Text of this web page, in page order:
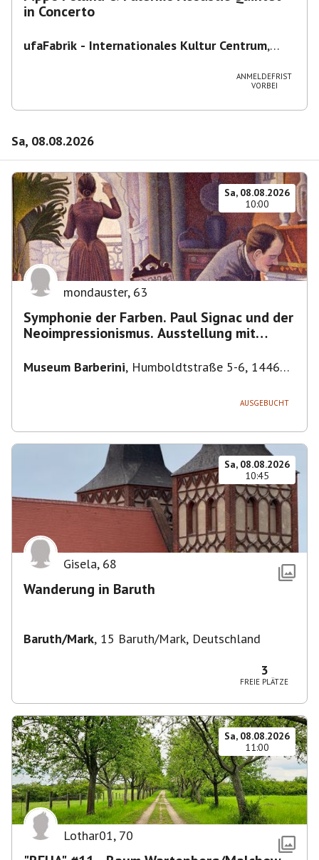
in Concerto
ufaFabrik - Internationales Kultur Centrum,
ANMELDEFRIST
VORBEI
Sa, 08.08.2026
Sa, 08.08.2026
10:00
mondauster, 63
Symphonie der Farben. Paul Signac und der
Neoimpressionismus. Ausstellung mit
Museum Barberini, Humboldtstraße 5-6, 14467
AUSGEBUCHT
Sa, 08.08.2026
10:45
Gisela, 68
Wanderung in Baruth
Baruth/Mark, 15 Baruth/Mark, Deutschland
3
FREIE PLÄTZE
Sa, 08.08.2026
11:00
Lothar01, 70